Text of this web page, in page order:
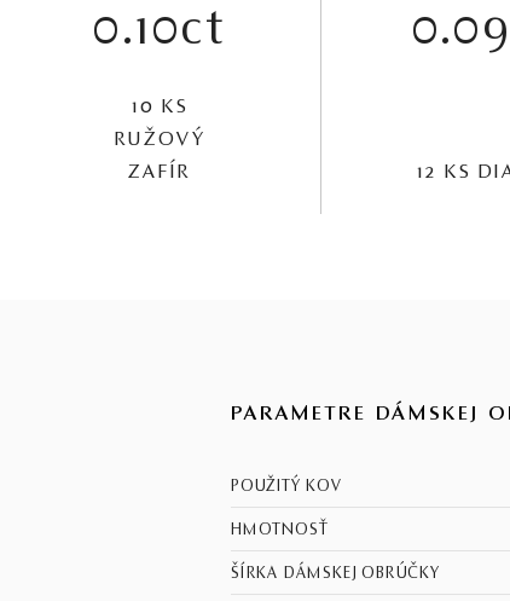
0.10ct
10 KS
RUŽOVÝ
ZAFÍR
12 KS
PARAMETRE DÁMSKEJ
POUŽITÝ KOV
HMOTNOSŤ
ŠÍRKA DÁMSKEJ OBRÚČKY